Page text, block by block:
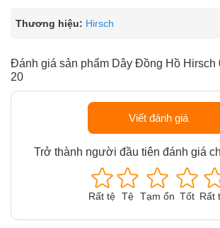
Thương hiệu: Hirsch
Đánh giá sản phẩm Dây Đồng Hồ Hirsch
20
Viết đánh giá
Trở thành người đầu tiên đánh giá
Rất tệ Tệ Tạm ổn Tốt Rất